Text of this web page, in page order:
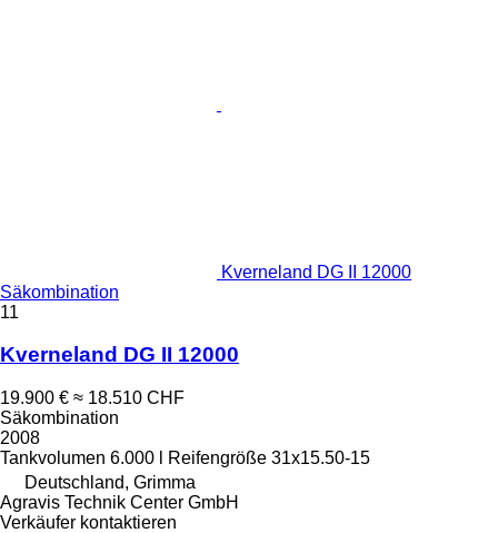
Kverneland DG II 12000
Säkombination
11
Kverneland DG II 12000
19.900 € ≈ 18.510 CHF
Säkombination
2008
Tankvolumen 6.000 l Reifengröße 31x15.50-15
Deutschland, Grimma
Agravis Technik Center GmbH
Verkäufer kontaktieren